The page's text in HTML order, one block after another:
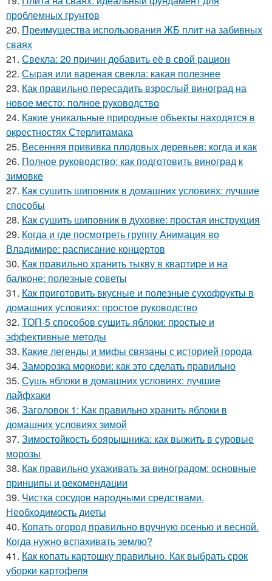
проблемных грунтов
20. Преимущества использования ЖБ плит на забивных
сваях
21. Свекла: 20 причин добавить её в свой рацион
22. Сырая или вареная свекла: какая полезнее
23. Как правильно пересадить взрослый виноград на
новое место: полное руководство
24. Какие уникальные природные объекты находятся в
окрестностях Стерлитамака
25. Весенняя прививка плодовых деревьев: когда и как
26. Полное руководство: как подготовить виноград к
зимовке
27. Как сушить шиповник в домашних условиях: лучшие
способы
28. Как сушить шиповник в духовке: простая инструкция
29. Когда и где посмотреть группу Анимация во
Владимире: расписание концертов
30. Как правильно хранить тыкву в квартире и на
балконе: полезные советы
31. Как приготовить вкусные и полезные сухофрукты в
домашних условиях: простое руководство
32. ТОП-5 способов сушить яблоки: простые и
эффективные методы
33. Какие легенды и мифы связаны с историей города
34. Заморозка моркови: как это сделать правильно
35. Сушь яблоки в домашних условиях: лучшие
лайфхаки
36. Заголовок 1: Как правильно хранить яблоки в
домашних условиях зимой
37. Зимостойкость боярышника: как выжить в суровые
морозы
38. Как правильно ухаживать за виноградом: основные
принципы и рекомендации
39. Чистка сосудов народными средствами.
Необходимость диеты
40. Копать огород правильно вручную осенью и весной.
Когда нужно вспахивать землю?
41. Как копать картошку правильно. Как выбрать срок
уборки картофеля